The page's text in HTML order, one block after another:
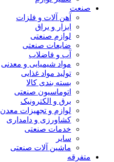
صنعت
آهن آلات و فلزات
ابزار و یراق
لوازم صنعتی
ضایعات صنعتی
آب و فاضلاب
مواد شیمیایی و معدنی
تولید مواد غذایی
بسته بندی کالا
اتوماسیون صنعتی
برق و الکترونیک
لوازم و تجهیزات معدن
کشاورزی و دامداری
خدمات صنعتی
سایر
ماشین آلات صنعتی
متفرقه